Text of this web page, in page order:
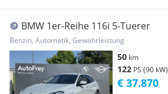
BMW 1er-Reihe 116i 5-Tuerer
Benzin, Automatik, Gewährleistung
50 km
122 PS (90 kW)
€ 37.870